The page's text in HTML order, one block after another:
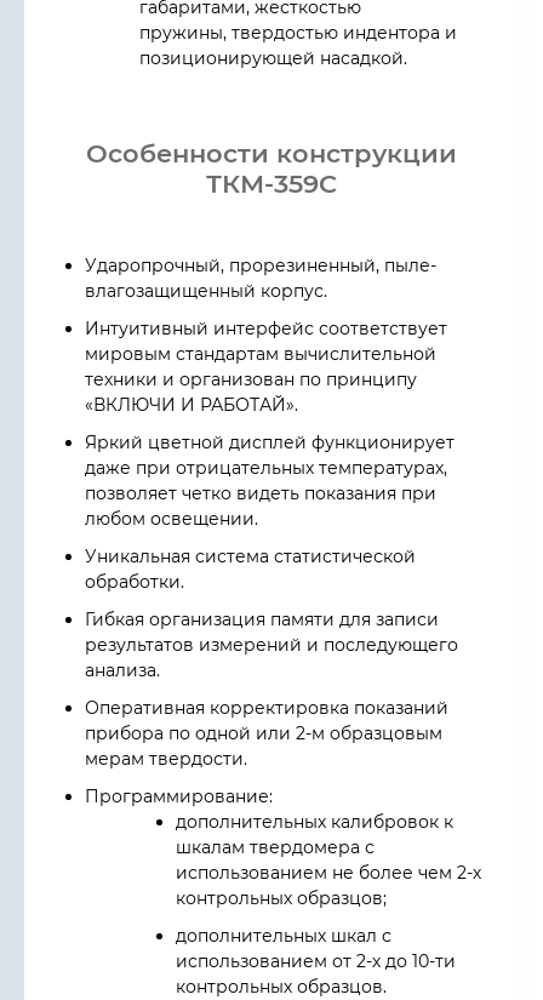
габаритами, жесткостью
пружины, твердостью индентора и
позиционирующей насадкой.
Особенности конструкции
ТКМ-359C
Ударопрочный, прорезиненный, пыле-
влагозащищенный корпус.
Интуитивный интерфейс соответствует
мировым стандартам вычислительной
техники и организован по принципу
«ВКЛЮЧИ И РАБОТАЙ».
Яркий цветной дисплей функционирует
даже при отрицательных температурах,
позволяет четко видеть показания при
любом освещении.
Уникальная система статистической
обработки.
Гибкая организация памяти для записи
результатов измерений и последующего
анализа.
Оперативная корректировка показаний
прибора по одной или 2-м образцовым
мерам твердости.
Программирование:
дополнительных калибровок к
шкалам твердомера с
использованием не более чем 2-х
контрольных образцов;
дополнительных шкал с
использованием от 2-х до 10-ти
контрольных образцов.